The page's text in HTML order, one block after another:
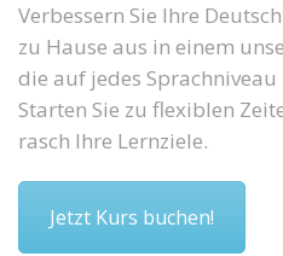
Verbessern Sie Ihre
zu Hause aus in einem
die auf jedes
Starten Sie zu flexiblen
rasch Ihre Lernziele.
Jetzt Kurs buchen!